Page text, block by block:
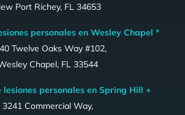
Port Richey, FL 34653
personales en Wesley Chapel *
Twelve Oaks Way #102,
Chapel, FL 33544
personales en Spring Hill +
3241 Commercial Way,